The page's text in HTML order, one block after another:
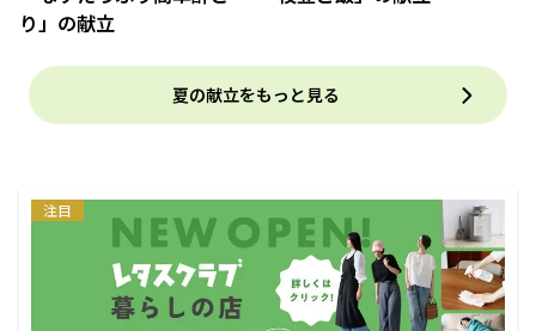
り」の献立
夏の献立をもっと見る
注目